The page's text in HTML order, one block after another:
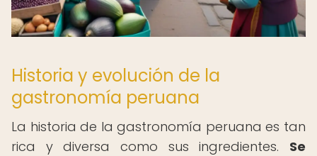
Historia y evolución de la
gastronomía peruana
La historia de la gastronomía peruana es tan
rica y diversa como sus ingredientes. Se